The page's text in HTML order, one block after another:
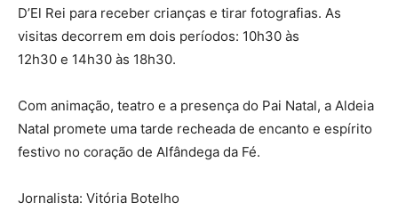
D’El Rei para receber crianças e tirar fotografias. As
visitas decorrem em dois períodos: 10h30 às
12h30 e 14h30 às 18h30.
Com animação, teatro e a presença do Pai Natal, a Aldeia
Natal promete uma tarde recheada de encanto e espírito
festivo no coração de Alfândega da Fé.
Jornalista: Vitória Botelho